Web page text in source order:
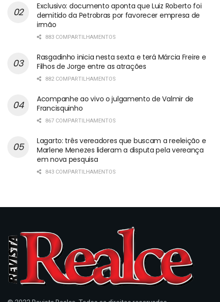
Exclusivo: documento aponta que Luiz Roberto foi
demitido da Petrobras por favorecer empresa de
irmão
883 COMPARTILHAMENTOS
Rasgadinho inicia nesta sexta e terá Márcia Freire e
Filhos de Jorge entre as atrações
882 COMPARTILHAMENTOS
Acompanhe ao vivo o julgamento de Valmir de
Francisquinho
867 COMPARTILHAMENTOS
Lagarto: três vereadores que buscam a reeleição e
Marlene Menezes lideram a disputa pela vereança
em nova pesquisa
843 COMPARTILHAMENTOS